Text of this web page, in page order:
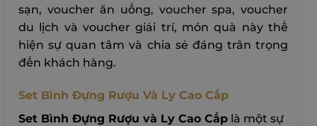
sạn, voucher ăn uống, voucher spa, voucher
du lịch và voucher giải trí, món quà này thể
hiện sự quan tâm và chia sẻ đáng trân trọng
đến khách hàng.
Set Bình Đựng Rượu Và Ly Cao Cấp
Set Bình Đựng Rượu và Ly Cao Cấp là một sự